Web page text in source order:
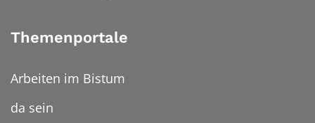
Themenportale
Arbeiten im Bistum
da sein